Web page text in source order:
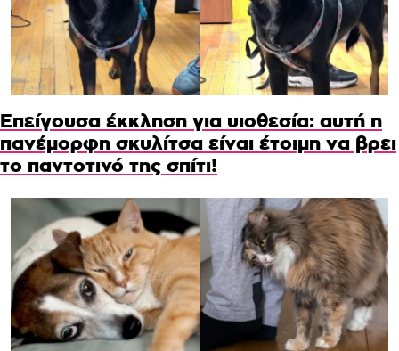
Επείγουσα έκκληση για υιοθεσία: αυτή η
πανέμορφη σκυλίτσα είναι έτοιμη να βρει
το παντοτινό της σπίτι!